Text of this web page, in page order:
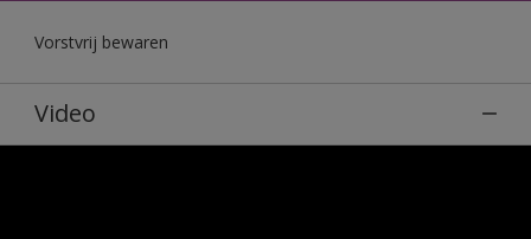
Vorstvrij bewaren
Video